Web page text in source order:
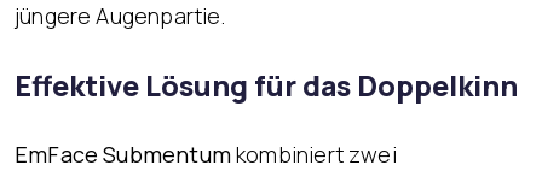
jüngere Augenpartie.
Effektive Lösung für das Doppelkinn
EmFace Submentumkombiniert zwei